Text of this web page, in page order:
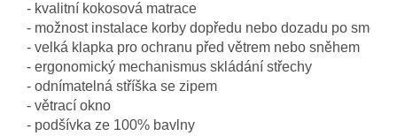
- kvalitní kokosová matrace
- možnost instalace korby dopředu nebo dozadu po směru
- velká klapka pro ochranu před větrem nebo sněhem
- ergonomický mechanismus skládání střechy
- odnímatelná stříška se zipem
- větrací okno
- podšívka ze 100% bavlny